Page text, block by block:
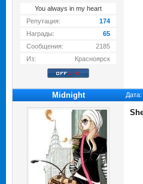
You always in my heart
Репутация:
174
Награды:
65
Сообщения:
2185
Из:
Красноярск
Midnight